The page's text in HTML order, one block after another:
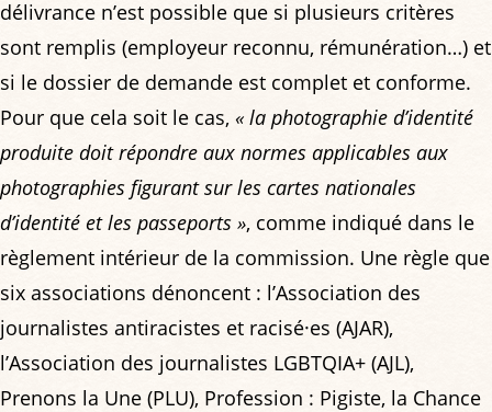
délivrance n’est possible que si plusieurs critères
sont remplis (employeur reconnu, rémunération…) et
si le dossier de demande est complet et conforme.
Pour que cela soit le cas, « la photographie d’identité
produite doit répondre aux normes applicables aux
photographies figurant sur les cartes nationales
d’identité et les passeports », comme indiqué dans le
règlement intérieur de la commission. Une règle que
six associations dénoncent : l’Association des
journalistes antiracistes et racisé·es (AJAR),
l’Association des journalistes LGBTQIA+ (AJL),
Prenons la Une (PLU), Profession : Pigiste, la Chance